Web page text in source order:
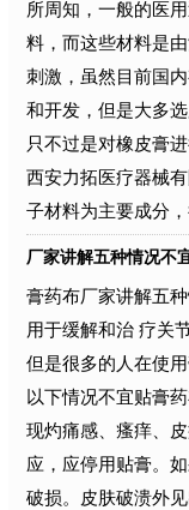
所周知，一般的医
料，而这些材料是
刺激，虽然目前国
和开发，但是大多
只不过是对橡皮膏
西安力拓医疗器械
子材料为主要成分
厂家讲解五种情况不
膏药布厂家讲解五
用于缓解和治 疗关
但是很多的人在使
以下情况不宜贴膏
现灼痛感、瘙痒、
应，应停用贴膏。
破损。皮肤破溃外